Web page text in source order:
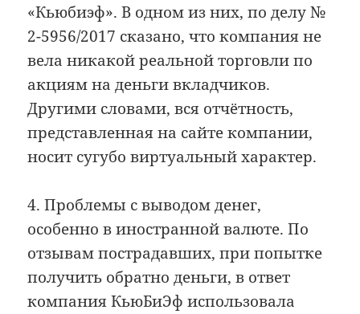
«Кьюбиэф». В одном из них, по делу №
2-5956/2017 сказано, что компания не
вела никакой реальной торговли по
акциям на деньги вкладчиков.
Другими словами, вся отчётность,
представленная на сайте компании,
носит сугубо виртуальный характер.
4. Проблемы с выводом денег,
особенно в иностранной валюте. По
отзывам пострадавших, при попытке
получить обратно деньги, в ответ
компания КьюБиЭф использовала